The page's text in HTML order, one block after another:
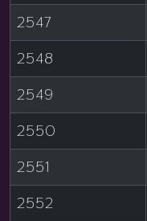
2547
2548
2549
2550
2551
2552